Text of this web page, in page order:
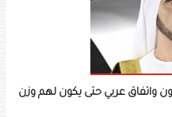
واتفاق عربي حتى يكون لهم وزن